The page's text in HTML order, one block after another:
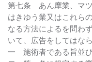
第七条 あん摩業、マ
はきゆう業又はこれら
なる方法によるを問わ
いて、広告をしてはなら
一 施術者である旨並